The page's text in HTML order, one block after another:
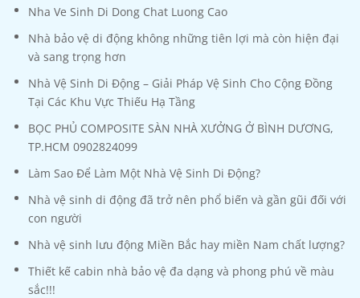
Nha Ve Sinh Di Dong Chat Luong Cao
Nhà bảo vệ di động không những tiên lợi mà còn hiện đại
và sang trọng hơn
Nhà Vệ Sinh Di Động – Giải Pháp Vệ Sinh Cho Cộng Đồng
Tại Các Khu Vực Thiếu Hạ Tầng
BỌC PHỦ COMPOSITE SÀN NHÀ XƯỞNG Ở BÌNH DƯƠNG,
TP.HCM 0902824099
Làm Sao Để Làm Một Nhà Vệ Sinh Di Động?
Nhà vệ sinh di động đã trở nên phổ biến và gần gũi đối với
con người
Nhà vệ sinh lưu động Miền Bắc hay miền Nam chất lượng?
Thiết kế cabin nhà bảo vệ đa dạng và phong phú về màu
sắc!!!